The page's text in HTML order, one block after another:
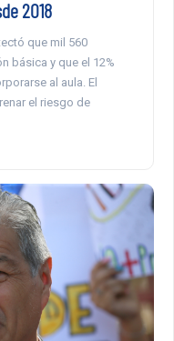
2018
que mil 560
básica y que el 12%
al aula. El
el riesgo de